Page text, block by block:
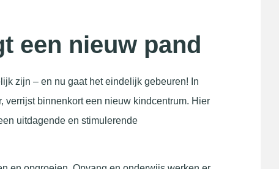
een nieuw pand
zijn – en nu gaat het eindelijk gebeuren! In
binnenkort een nieuw kindcentrum. Hier
uitdagende en stimulerende